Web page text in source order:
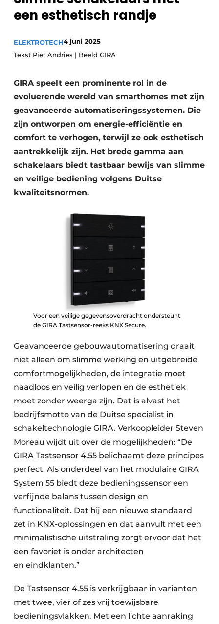
Vacature aanmelden
Video’s
Sanitair
Binnenklimaat
Brandbeveiliging
Ventilatie
Warmtepompen
een esthetisch randje
ELEKTROTECH4 juni 2025
Tekst Piet Andries | Beeld GIRA
GIRA speelt een prominente rol in de
evoluerende wereld van smarthomes met zijn
geavanceerde automatiseringssystemen. Die
zijn ontworpen om energie-efficiëntie en
comfort te verhogen, terwijl ze ook esthetisch
aantrekkelijk zijn. Het brede gamma aan
schakelaars biedt tastbaar bewijs van slimme
en veilige bediening volgens Duitse
kwaliteitsnormen.
Voor een veilige gegevensoverdracht ondersteunt
de GIRA Tastsensor-reeks KNX Secure.
Geavanceerde gebouwautomatisering draait
niet alleen om slimme werking en uitgebreide
comfort­mogelijkheden, de integratie moet
naadloos en veilig verlopen en de esthetiek
moet zonder weerga zijn. Dat is alvast het
bedrijfsmotto van de Duitse specialist in
schakeltechnologie GIRA. Verkoopleider Steven
Moreau wijdt uit over de mogelijkheden: “De
GIRA Tastsensor 4.55 belichaamt deze principes
perfect. Als onderdeel van het modulaire GIRA
System 55 biedt deze bedieningssensor een
verfijnde balans tussen design en
functionaliteit. Dat hij een nieuwe standaard
zet in KNX-oplossingen en dat aanvult met een
minimalistische uitstraling zorgt ervoor dat het
een favoriet is onder architecten
en eindklanten.”
De Tastsensor 4.55 is verkrijgbaar in varianten
met twee, vier of zes vrij toewijsbare
bedieningsvlakken. Met een lichte aanraking